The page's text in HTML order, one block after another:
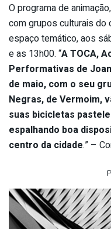
O programa de
com grupos culturais do
espaço temático, aos
e as 13h00. “A TOCA,
Performativas de
de maio, com o seu
Negras, de Vermoim,
suas bicicletas
espalhando boa
centro da cidade.” –